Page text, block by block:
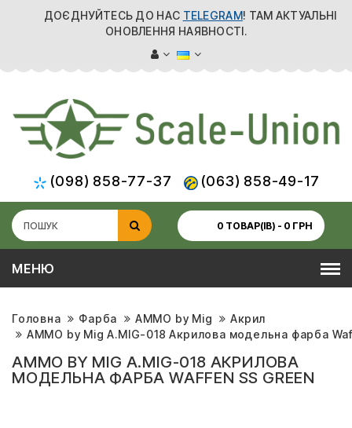
ДОЄДНУЙТЕСЬ ДО НАС TELEGRAM! ТАМ АКТУАЛЬНІ
ОНОВЛЕННЯ НАЯВНОСТІ.
(098) 858-77-37 (063) 858-49-17
0 ТОВАР(ІВ) - 0 ГРН
МЕНЮ
Головна Фарба AMMO by Mig
Акрил
AMMO by Mig A.MIG-018 Акрилова модельна фарба
AMMO BY MIG A.MIG-018 АКРИЛОВА
МОДЕЛЬНА ФАРБА WAFFEN SS GREEN